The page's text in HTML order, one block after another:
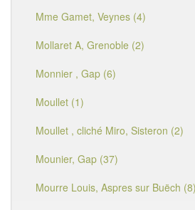
Mme Gamet, Veynes (4)
Mollaret A, Grenoble (2)
Monnier , Gap (6)
Moullet (1)
Moullet , cliché Miro, Sisteron (2)
Mounier, Gap (37)
Mourre Louis, Aspres sur Buëch (8)